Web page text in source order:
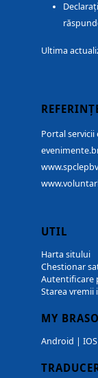
Ultima
Portal
UTIL
Harta sitului
Chestionar
Autentificare
Starea vremii
MY
Android | IOS